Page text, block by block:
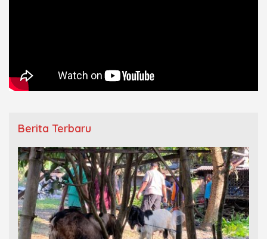
Berita Terbaru